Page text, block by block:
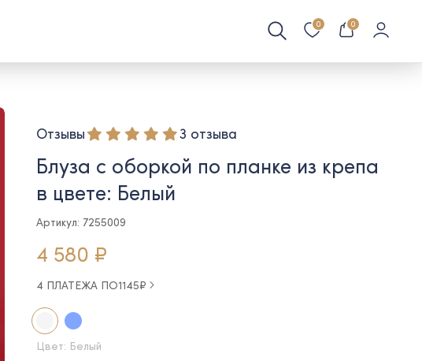
0 0
Отзывы 3 отзыва
Блуза с оборкой по планке из крепа
в цвете: Белый
Артикул: 7255009
4 580 ₽
4 ПЛАТЕЖА ПО1145₽
Цвет: Белый